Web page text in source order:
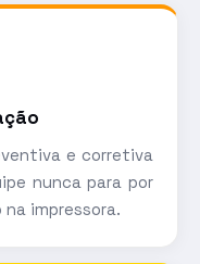
e corretiva
nunca para por
impressora.